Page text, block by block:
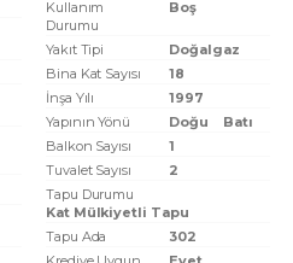
Kullanım
Durumu
Boş
Yakıt Tipi
Doğalgaz
Bina Kat Sayısı
18
İnşa Yılı
1997
Yapının Yönü
Doğu
Batı
Balkon Sayısı
1
Tuvalet Sayısı
2
Tapu Durumu
Kat Mülkiyetli Tapu
Tapu Ada
302